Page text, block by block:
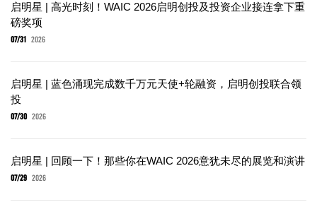
启明星 | 高光时刻！WAIC 2026启明创投及投资企业接连拿下重
磅奖项
07/31 2026
启明星 | 蓝色涌现完成数千万元天使+轮融资，启明创投联合领
投
07/30 2026
启明星 | 回顾一下！那些你在WAIC 2026意犹未尽的展览和演讲
07/29 2026